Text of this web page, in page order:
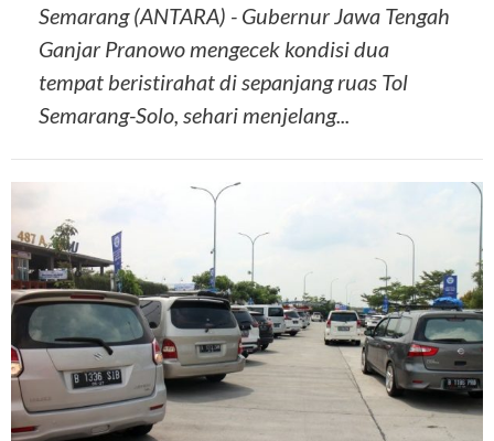
Semarang (ANTARA) - Gubernur Jawa Tengah
Ganjar Pranowo mengecek kondisi dua
tempat beristirahat di sepanjang ruas Tol
Semarang-Solo, sehari menjelang...